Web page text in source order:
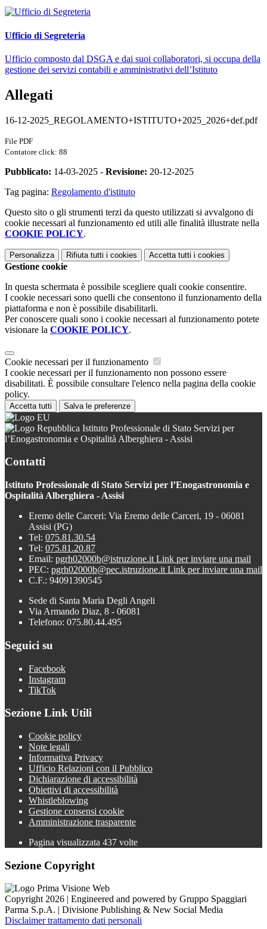
Ufficio di Segreteria
Ufficio composto dal DSGA e dai suoi collaboratori, si occupa della
gestione dei servizi contabili e amministrativi dell’Istituto
Allegati
16-12-2025_REGOLAMENTO+ISTITUTO+2025_2026+def.pdf
File PDF
Contatore click: 88
Pubblicato: 14-03-2025 - Revisione: 20-12-2025
Tag pagina: Regolamento d'istituto
Questo sito o gli strumenti terzi da questo utilizzati si avvalgono di
cookie necessari al funzionamento ed utili alle finalità illustrate nella
COOKIE POLICY.
Personalizza Rifiuta tutti i cookies Accetta tutti i cookies
Gestione cookie
In questa schermata è possibile scegliere quali cookie consentire.
I cookie necessari sono quelli che consentono il funzionamento della
piattaforma e non è possibile disabilitarli.
Per conoscere quali sono i cookie necessari al funzionamento potete
visionare la COOKIE POLICY.
Cookie necessari per il funzionamento
I cookie necessari per il funzionamento non possono essere
disabilitati. È possibile consultare l'elenco nella pagina della cookie
policy.
Accetta tutti Salva le preferenze
Istituto Professionale di Stato Servizi per
l’Enogastronomia e Ospitalità Alberghiera - Assisi
Contatti
Istituto Professionale di Stato Servizi per l’Enogastronomia e
Ospitalità Alberghiera - Assisi
Eremo delle Carceri: Via Eremo delle Carceri, 19 - 06081
Assisi (PG)
Tel: 075.81.30.54
Tel: 075.81.20.87
Email: pgrh02000b@istruzione.it Link per inviare una mail
PEC: pgrh02000b@pec.istruzione.it Link per inviare una mail
C.F.: 94091390545
Sede di Santa Maria Degli Angeli
Via Armando Diaz, 8 - 06081
Telefono: 075.80.44.495
Seguici su
Facebook
Instagram
TikTok
Sezione Link Utili
Cookie policy
Note legali
Informativa Privacy
Ufficio Relazioni con il Pubblico
Dichiarazione di accessibilità
Obiettivi di accessibilità
Whistleblowing
Gestione consensi cookie
Amministrazione trasparente
Pagina visualizzata 437 volte
Sezione Copyright
Copyright 2026 | Engineered and powered by Gruppo Spaggiari
Parma S.p.A. | Divisione Publishing & New Social Media
Disclaimer trattamento dati personali